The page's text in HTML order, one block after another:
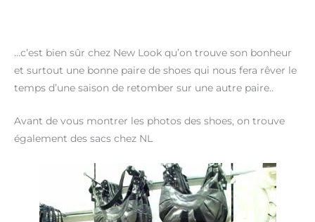
…c’est bien sûr chez New Look qu’on trouve son bonheur
et surtout une bonne paire de shoes qui nous fera rêver le
temps d’une saison de retomber sur une autre paire..
Avant de vous montrer les photos des shoes, on trouve
également des sacs chez NL